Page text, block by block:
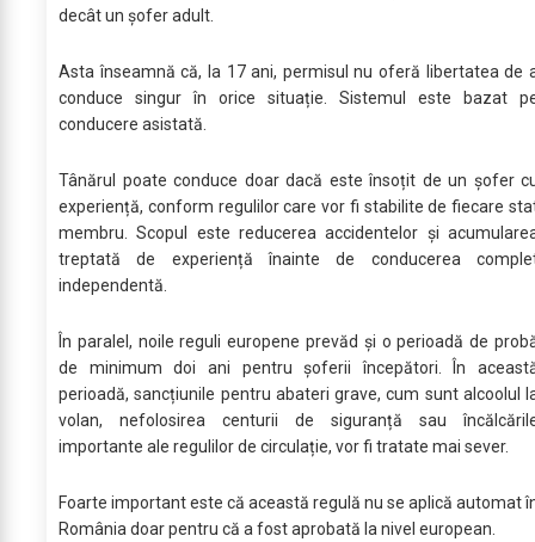
decât un șofer adult.
Asta înseamnă că, la 17 ani, permisul nu oferă libertatea de
conduce singur în orice situație. Sistemul este bazat
conducere asistată.
Tânărul poate conduce doar dacă este însoțit de un șofer
experiență, conform regulilor care vor fi stabilite de fiecare
membru. Scopul este reducerea accidentelor și
treptată de experiență înainte de conducerea
independentă.
În paralel, noile reguli europene prevăd și o perioadă de
de minimum doi ani pentru șoferii începători. În
perioadă, sancțiunile pentru abateri grave, cum sunt alcoolul
volan, nefolosirea centurii de siguranță sau
importante ale regulilor de circulație, vor fi tratate mai sever.
Foarte important este că această regulă nu se aplică automat
România doar pentru că a fost aprobată la nivel european.